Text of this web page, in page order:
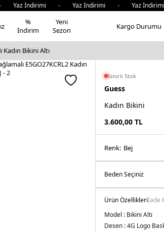
- Yaz İndirimi -
%
İndirim
Yeni
Sezon
Kargo Durumu
Kadın Bikini Altı
Sınırlı Stok
Guess
Kadın Bikini
3.600,00 TL
Renk: bej
Ürün Özellikleriİade
Model : Bikini Altı
Desen :4G Logo